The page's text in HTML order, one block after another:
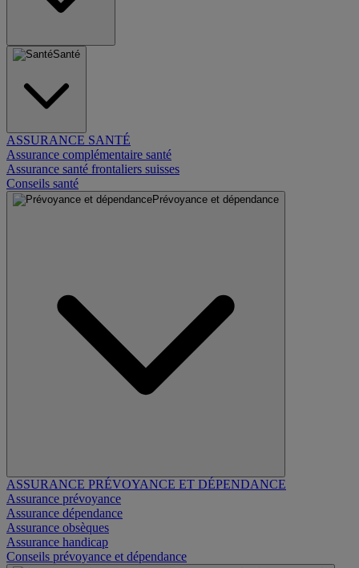
Santé
ASSURANCE SANTÉ
Assurance complémentaire santé
Assurance santé frontaliers suisses
Conseils santé
Prévoyance et dépendance
ASSURANCE PRÉVOYANCE ET DÉPENDANCE
Assurance prévoyance
Assurance dépendance
Assurance obsèques
Assurance handicap
Conseils prévoyance et dépendance